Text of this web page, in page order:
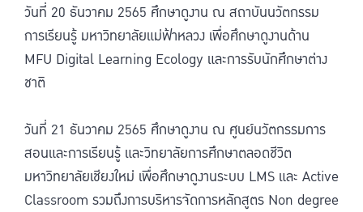
วันที่ 20 ธันวาคม 2565 ศึกษาดูงาน ณ สถาบันนวัตกรรม
การเรียนรู้ มหาวิทยาลัยแม่ฟ้าหลวง เพื่อศึกษาดูงานด้าน
MFU Digital Learning Ecology และการรับนักศึกษาต่าง
ชาติ
วันที่ 21 ธันวาคม 2565 ศึกษาดูงาน ณ ศูนย์นวัตกรรมการ
สอนและการเรียนรู้ และวิทยาลัยการศึกษาตลอดชีวิต
มหาวิทยาลัยเชียงใหม่ เพื่อศึกษาดูงานระบบ LMS และ Active
Classroom รวมถึงการบริหารจัดการหลักสูตร Non degree